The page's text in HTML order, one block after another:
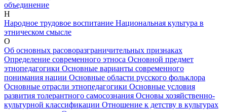
объединение
Н
Народное трудовое воспитание Национальная культура в
этническом смысле
О
Об основных расоворазграничительных признаках
Определение современного этноса Основной предмет
этнопедагогики Основные варианты современного
понимания нации Основные области русского фольклора
Основные отрасли этнопедагогики Основные условия
развития толерантного самосознания Основы хозяйственно-
культурной классификации Отношение к детству в культурах